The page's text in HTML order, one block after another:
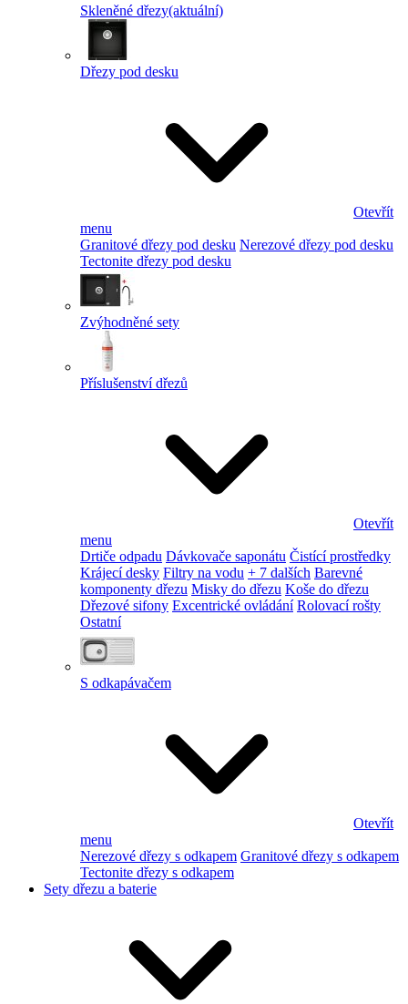
Skleněné dřezy(aktuální)
Dřezy pod desku
Otevřít
menu
Granitové dřezy pod desku Nerezové dřezy pod desku
Tectonite dřezy pod desku
Zvýhodněné sety
Příslušenství dřezů
Otevřít
menu
Drtiče odpadu Dávkovače saponátu Čistící prostředky
Krájecí desky Filtry na vodu + 7 dalších Barevné
komponenty dřezu Misky do dřezu Koše do dřezu
Dřezové sifony Excentrické ovládání Rolovací rošty
Ostatní
S odkapávačem
Otevřít
menu
Nerezové dřezy s odkapem Granitové dřezy s odkapem
Tectonite dřezy s odkapem
Sety dřezu a baterie